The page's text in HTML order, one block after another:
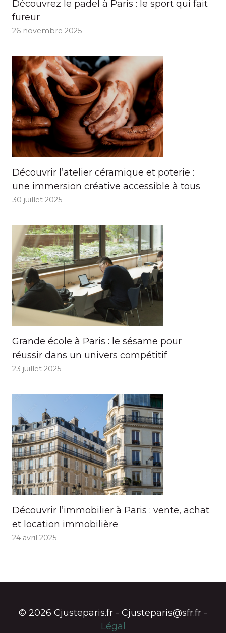
Découvrez le padel à Paris : le sport qui fait
fureur
26 novembre 2025
Découvrir l’atelier céramique et poterie :
une immersion créative accessible à tous
30 juillet 2025
Grande école à Paris : le sésame pour
réussir dans un univers compétitif
23 juillet 2025
Découvrir l’immobilier à Paris : vente, achat
et location immobilière
24 avril 2025
© 2026 Cjusteparis.fr - Cjusteparis@sfr.fr -
Légal